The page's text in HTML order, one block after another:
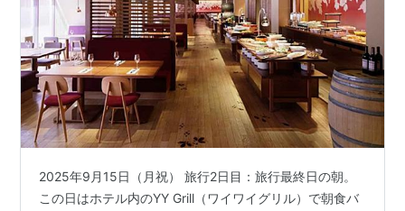
2025年9月15日（月祝） 旅行2日目：旅行最終日の朝。
この日はホテル内のYY Grill（ワイワイグリル）で朝食バ